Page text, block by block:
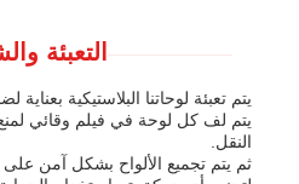
التعبئة
يتم تعبئة لوحاتنا البلاستيكية
يتم لف كل لوحة في فيلم وقائي
النقل.
ثم يتم تجميع الألواح بشكل آمن على